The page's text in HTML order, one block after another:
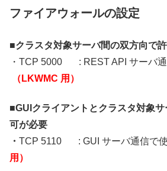
ファイアウォールの設定
■クラスタ対象サーバ間の双方向で
・TCP 5000 : REST API サーバ通
（LKWMC 用）
■GUIクライアントとクラスタ対象
可が必要
・ TCP 5110 : GUI サーバ通信
用）